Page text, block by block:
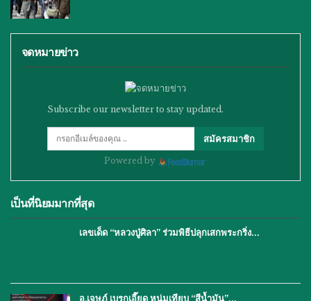
จดหมายข่าว
Subscribe our newsletter to stay updated.
สมัครสมาชิก
Powered by
เป็นที่นิยมมากที่สุด
เลขเด็ด “หลวงปู่ศิลา” ร่วมพิธีปลุกเสกพระกริ่ง…
อ.เจษฎ์ เบรกเอี๊ยด หนุ่มเทียบ “สีน้ำมัน”…